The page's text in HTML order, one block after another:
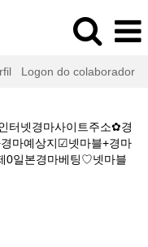
Logon do colaborador
넷경마사이트주소✿경
마예상지☑넷마블+경마
0일본경마베팅♡넷마블